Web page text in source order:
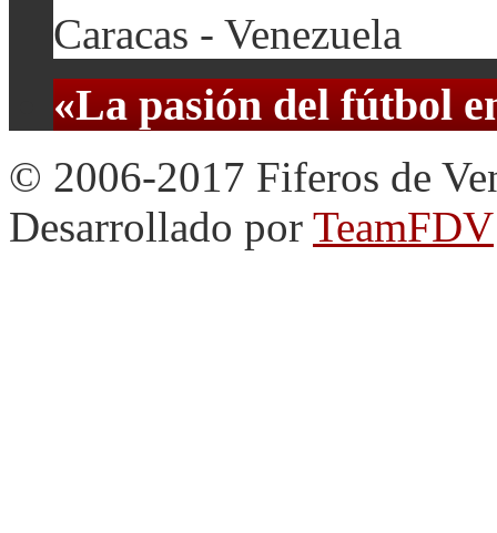
Caracas - Venezuela
«La pasión del fútbol
© 2006-2017 Fiferos de
Desarrollado por TeamFDV